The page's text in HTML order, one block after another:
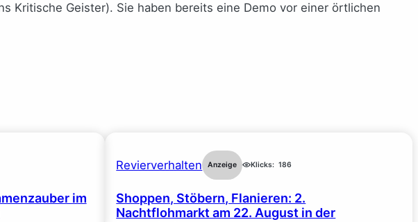
Kritische Geister). Sie haben bereits eine Demo vor einer örtlichen
im
Revierverhalten Anzeige Klicks: 186
Shoppen, Stöbern, Flanieren: 2.
Nachtflohmarkt am 22. August in der